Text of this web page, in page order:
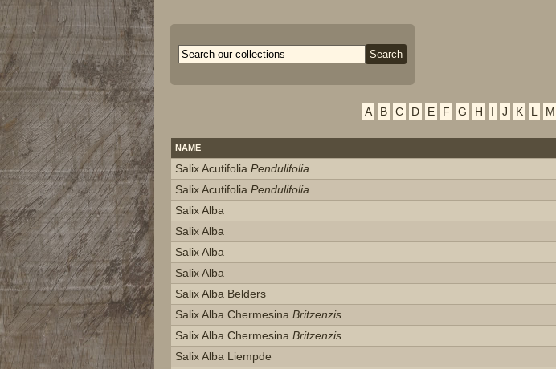
A B C D E F G H I J K L M
NAME
Salix Acutifolia Pendulifolia
Salix Acutifolia Pendulifolia
Salix Alba
Salix Alba
Salix Alba
Salix Alba
Salix Alba Belders
Salix Alba Chermesina Britzenzis
Salix Alba Chermesina Britzenzis
Salix Alba Liempde